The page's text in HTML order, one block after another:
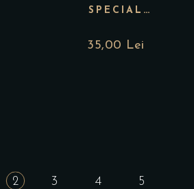
SPECIAL
35,00 Lei
2 3 4 5